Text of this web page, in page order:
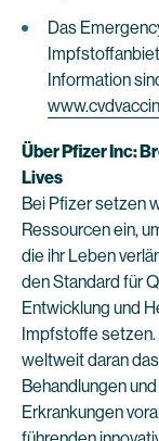
Das
Information
Über Pfizer Inc:
Lives
Bei Pfizer setzen
Ressourcen ein,
die ihr Leben
den Standard für
Entwicklung und
Impfstoffe
weltweit daran
Behandlungen
Erkrankungen